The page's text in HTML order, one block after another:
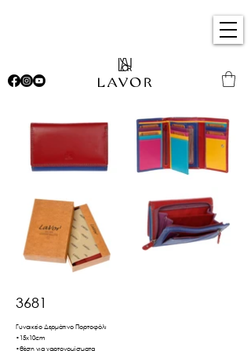
3681
Γυναικείο Δερμάτινο Πορτοφόλι
•15x10cm
•θέση για χαρτονομίσματα